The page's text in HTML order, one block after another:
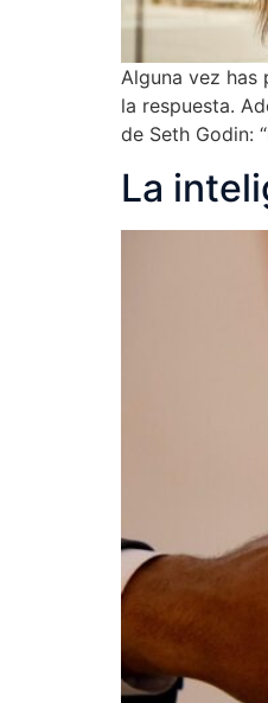
Alguna vez has
la respuesta.
de Seth Godin:
La